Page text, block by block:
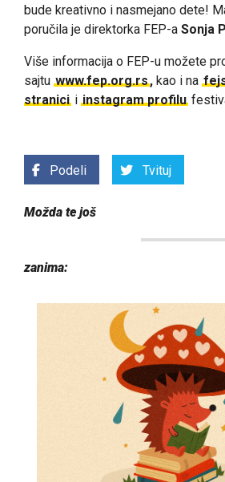
bude kreativno i nasmejano dete!
poručila je direktorka FEP-a Sonja
Više informacija o FEP-u možete
sajtu www.fep.org.rs, kao i na
stranici i instagram profilu
Podeli Tvituj
Možda te još
zanima: